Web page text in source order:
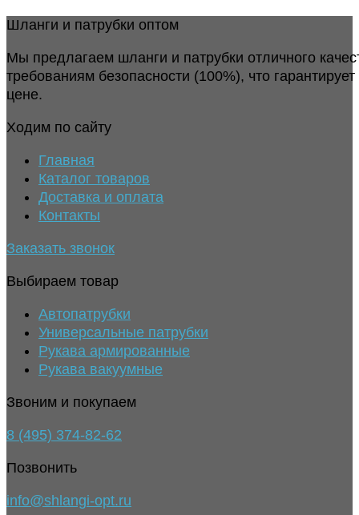
Шланги и патрубки оптом
Мы предлагаем шланги и патрубки отличного
требованиям безопасности (100%), что
цене.
Ходим по сайту
Главная
Каталог товаров
Доставка и оплата
Контакты
Заказать звонок
Выбираем товар
Автопатрубки
Универсальные патрубки
Рукава армированные
Рукава вакуумные
Звоним и покупаем
8 (495) 374-82-62
Позвонить
info@shlangi-opt.ru